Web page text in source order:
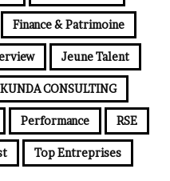
Finance & Patrimoine
Jeune Talent
CONSULTING
Performance RSE
Top Entreprises